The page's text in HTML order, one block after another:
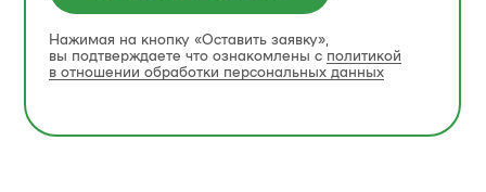
Нажимая на кнопку «Оставить заявку»,
вы подтверждаете что ознакомлены с политикой
в отношении обработки персональных данных